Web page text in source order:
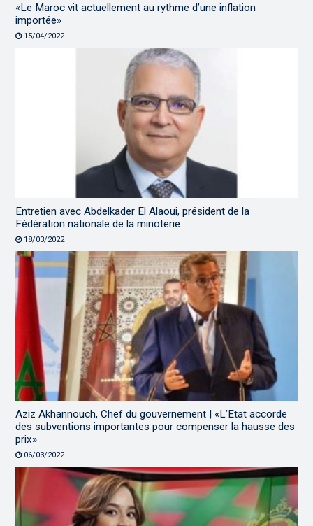
«Le Maroc vit actuellement au rythme d’une inflation
importée»
15/04/2022
Entretien avec Abdelkader El Alaoui, président de la
Fédération nationale de la minoterie
18/03/2022
Aziz Akhannouch, Chef du gouvernement | «L’Etat accorde
des subventions importantes pour compenser la hausse des
prix»
06/03/2022